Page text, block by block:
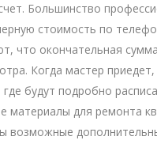
Большинство
стоимость по
что окончательная
Когда мастер
будут подробно
материалы для ремонта
возможные